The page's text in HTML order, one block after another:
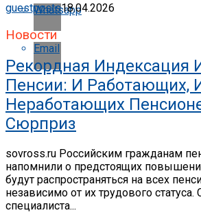
Whatsapp
Email
guestposts18.04.2026
Новости
Рекордная Индексация
Пенсии: И Работающих,
Неработающих
Сюрприз
sovross.ru Российским гражданам
напомнили о предстоящих
будут распространяться на всех
независимо от их трудового
специалиста...